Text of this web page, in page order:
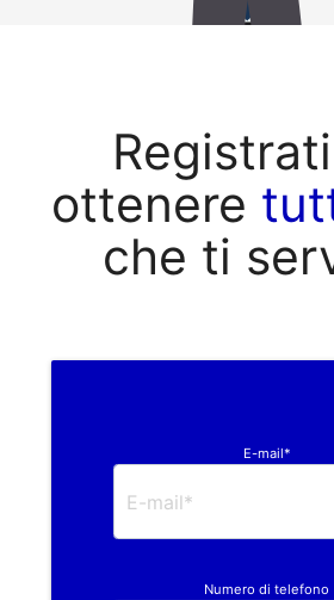
ottenere
che ti
E-mail*
Numero di telefono